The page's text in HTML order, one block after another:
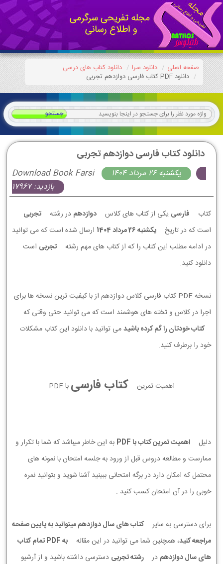
صفحه اصلی دانلود سرا
دانلود کتاب های درسی
دانلود PDF کتاب فارسی دوازدهم تجربی
دانلود کتاب فارسی دوازدهم تجربی
Download Book Farsi
يكشنبه 26 مرداد 1404
بازدید: 17967
کتاب فارسی یکی از کتاب های کلاس دوازدهم در رشته
تجربی
است که در تاریخ
يكشنبه 26 مرداد 1404
ارسال شده است که می توانید
در ادامه مطلب این کتاب را که از کتاب های مهم رشته
تجربی است
دانلود کنید.
نسخه PDF کتاب فارسی کلاس دوازدهم از با کیفیت ترین نسخه ها برای
اجرا در کلاس و تخته های هوشمند است که می توانید حتی وقتی که
کتاب خودتان را گم کرده باشیدمی توانید با دانلود این کتاب مشکلات
خود را برطرف کنید.
اهمیت تمرین کتاب فارسی با PDF
دلیل اهمیت تمرین کتاب با PDF
به این خاطر میباشد که شما با تکرار و
ممارست و مطالعه دروس قبل از ورود به جلسه امتحان با نمونه های
محتمل که امکان دارد در برگه امتحانی ببینید آشنا شوید و بتوانید نمره
خوبی را در آن امتحان کسب کنید .
برای دسترسی به سایر
کتاب های سال دوازدهم میتوانید به پایین صفحه
مراجعه کنید، همچنین شما می توانید در این مقاله
به PDF تمام کتاب
های سال دوازدهم در رشته تجربی دسترسی داشته باشید و از آرشیو